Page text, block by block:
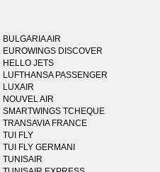
BULGARIA AIR
EUROWINGS DISCOVER
HELLO JETS
LUFTHANSA PASSENGER
LUXAIR
NOUVEL AIR
SMARTWINGS TCHEQUE
TRANSAVIA FRANCE
TUI FLY
TUI FLY GERMANI
TUNISAIR